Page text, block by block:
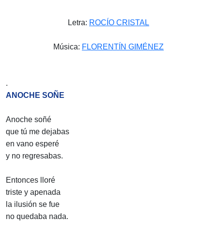
Letra: ROCÍO CRISTAL
Música: FLORENTÍN GIMÉNEZ
.
ANOCHE SOÑE
Anoche soñé
que tú me dejabas
en vano esperé
y no regresabas.
Entonces lloré
triste y apenada
la ilusión se fue
no quedaba nada.